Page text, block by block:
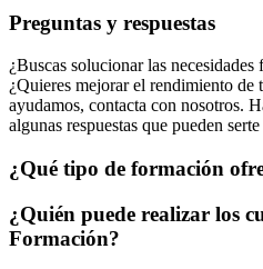
Preguntas y respuestas
¿Buscas solucionar las necesidades
¿Quieres mejorar el rendimiento de
ayudamos, contacta con nosotros.
algunas respuestas que pueden
¿Qué tipo de formación
¿Quién puede realizar los
Formación?